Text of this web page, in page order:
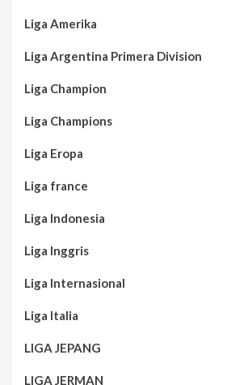
Liga Amerika
Liga Argentina Primera Division
Liga Champion
Liga Champions
Liga Eropa
Liga france
Liga Indonesia
Liga Inggris
Liga Internasional
Liga Italia
LIGA JEPANG
LIGA JERMAN